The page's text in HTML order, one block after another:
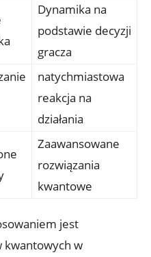
Dynamika na
podstawie decyzji
gracza
natychmiastowa
reakcja na
działania
Zaawansowane
rozwiązania
kwantowe
jest
kwantowych w